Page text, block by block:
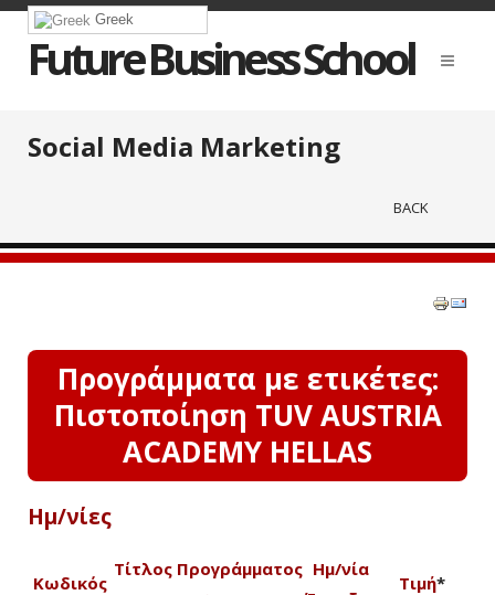
Greek
Future Business School
Social Media Marketing
BACK
Προγράμματα με ετικέτες:
Πιστοποίηση TUV AUSTRIA
ACADEMY HELLAS
Ημ/νίες
Κωδικός
Τίτλος Προγράμματος Ημ/νία
Τιμή*